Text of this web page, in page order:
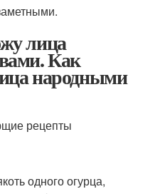
лица
Как
народными
рецепты
одного огурца,